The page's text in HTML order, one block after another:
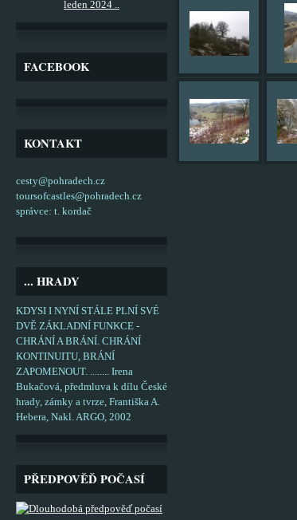
leden 2024 ..
FACEBOOK
KONTAKT
cesty@pohradech.cz
toursofcastles@pohradech.cz
správce: t. kordač
... HRADY
KDYSI I NYNÍ STÁLE PLNÍ SVÉ
DVĚ ZÁKLADNÍ FUNKCE -
CHRÁNÍ A BRÁNÍ. CHRÁNÍ
KONTINUITU, BRÁNÍ
ZAPOMENOUT. ........ Irena
Bukačová, předmluva k dílu České
hrady, zámky a tvrze, Františka A.
Hebera, Nakl. ARGO, 2002
PŘEDPOVĚĎ POČASÍ